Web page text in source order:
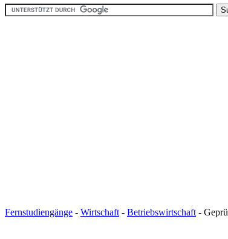
Fernstudiengänge - Wirtschaft - Betriebswirtschaft -